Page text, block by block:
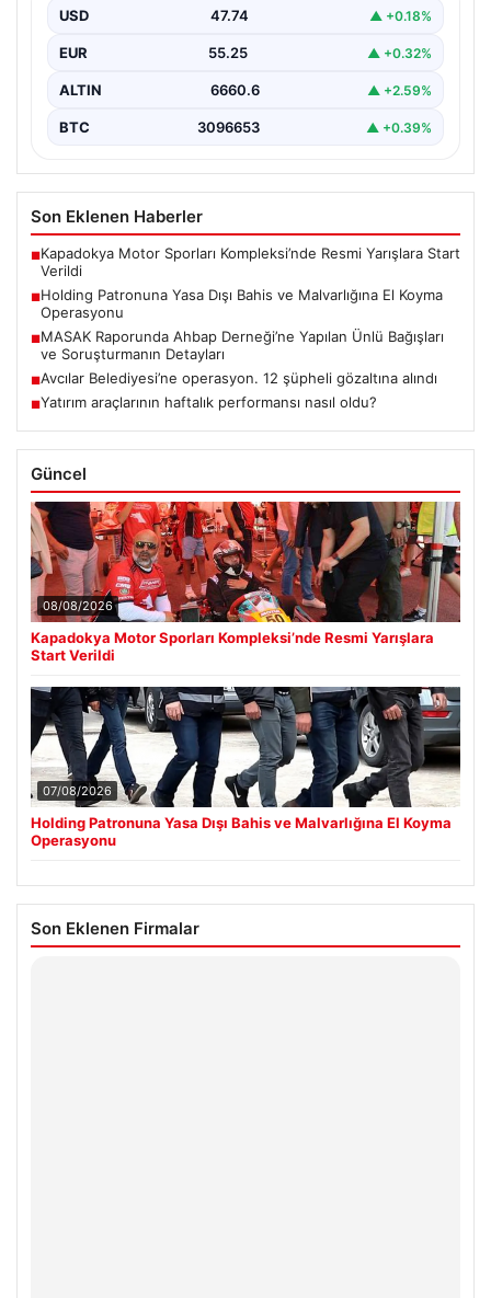
sonucunda, yasa dışı bahis gelirlerini aklama ve
organizasyon…
USD 47.74 ▲ +0.18%
EUR 55.25 ▲ +0.32%
ALTIN 6660.6 ▲ +2.59%
BTC 3096653 ▲ +0.39%
Son Eklenen Haberler
■Kapadokya Motor Sporları Kompleksi’nde Resmi Yarışlara Start
Verildi
■Holding Patronuna Yasa Dışı Bahis ve Malvarlığına El Koyma
Operasyonu
■MASAK Raporunda Ahbap Derneği’ne Yapılan Ünlü Bağışları
ve Soruşturmanın Detayları
■Avcılar Belediyesi’ne operasyon. 12 şüpheli gözaltına alındı
■Yatırım araçlarının haftalık performansı nasıl oldu?
Güncel
08/08/2026
Kapadokya Motor Sporları Kompleksi’nde Resmi Yarışlara
Start Verildi
07/08/2026
Holding Patronuna Yasa Dışı Bahis ve Malvarlığına El Koyma
Operasyonu
Son Eklenen Firmalar